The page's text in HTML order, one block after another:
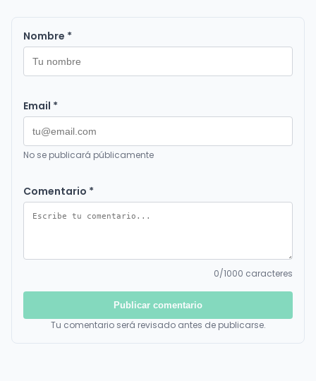
Nombre *
Email *
No se publicará públicamente
Comentario *
0/1000 caracteres
Publicar comentario
Tu comentario será revisado antes de publicarse.